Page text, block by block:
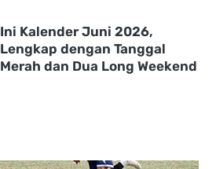
Ini Kalender Juni 2026,
Lengkap dengan Tanggal
Merah dan Dua Long Weekend